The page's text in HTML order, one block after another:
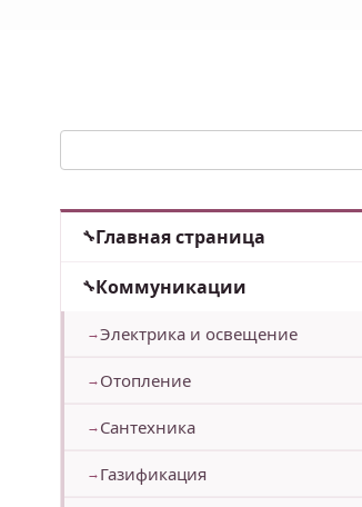
Главная страница
Коммуникации
Электрика и освещение
Отопление
Сантехника
Газификация